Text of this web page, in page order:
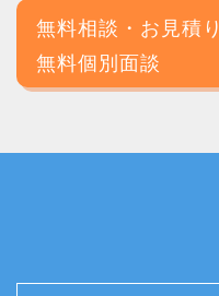
無料相談・お見積り
無料個別面談